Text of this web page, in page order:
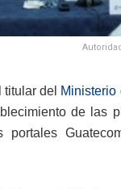
titular del Ministerio
de las